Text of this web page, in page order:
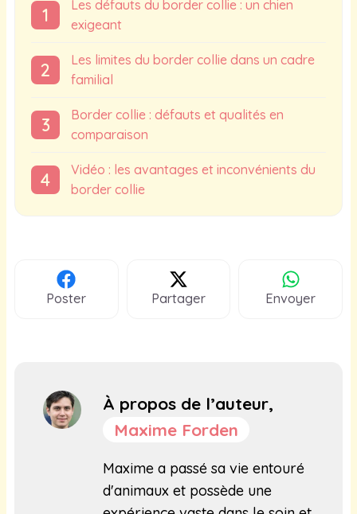
Les défauts du border collie : un chien
exigeant
Les limites du border collie dans un cadre
familial
Border collie : défauts et qualités en
comparaison
Vidéo : les avantages et inconvénients du
border collie
Poster Partager Envoyer
À propos de l’auteur,
Maxime Forden
Maxime a passé sa vie entouré
d'animaux et possède une